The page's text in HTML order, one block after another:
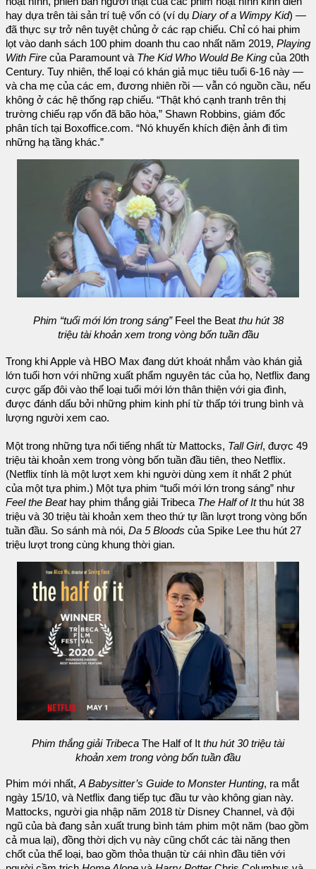
hay dựa trên tài sản trí tuệ vốn có (ví dụ Diary of a Wimpy Kid) —
đã thực sự trở nên tuyệt chủng ở các rạp chiếu. Chỉ có hai phim
lọt vào danh sách 100 phim doanh thu cao nhất năm 2019, Playing
With Fire của Paramount và The Kid Who Would Be King của 20th
Century. Tuy nhiên, thể loại có khán giả mục tiêu tuổi 6-16 này —
và cha mẹ của các em, đương nhiên rồi — vẫn có nguồn cầu, nếu
không ở các hệ thống rạp chiếu. “Thật khó cạnh tranh trên thị
trường chiếu rạp vốn đã bão hòa,” Shawn Robbins, giám đốc
phân tích tại Boxoffice.com. “Nó khuyến khích điện ảnh đi tìm
những hạ tầng khác.”
Phim “tuổi mới lớn trong sáng” Feel the Beat thu hút 38
triệu tài khoản xem trong vòng bốn tuần đầu
Trong khi Apple và HBO Max đang dứt khoát nhắm vào khán giả
lớn tuổi hơn với những xuất phẩm nguyên tác của họ, Netflix đang
cược gấp đôi vào thể loại tuổi mới lớn thân thiện với gia đình,
được đánh dấu bởi những phim kinh phí từ thấp tới trung bình và
lượng người xem cao.
Một trong những tựa nổi tiếng nhất từ Mattocks, Tall Girl, được 49
triệu tài khoản xem trong vòng bốn tuần đầu tiên, theo Netflix.
(Netflix tính là một lượt xem khi người dùng xem ít nhất 2 phút
của một tựa phim.) Một tựa phim “tuổi mới lớn trong sáng” như
Feel the Beathay phim thắng giải Tribeca The Half of Itthu hút 38
triệu và 30 triệu tài khoản xem theo thứ tự lần lượt trong vòng bốn
tuần đầu. So sánh mà nói, Da 5 Bloods của Spike Lee thu hút 27
triệu lượt trong cùng khung thời gian.
Phim thắng giải Tribeca The Half of It thu hút 30 triệu tài
khoản xem trong vòng bốn tuần đầu
Phim mới nhất,A Babysitter’s Guide to Monster Hunting, ra mắt
ngày 15/10, và Netflix đang tiếp tục đầu tư vào không gian này.
Mattocks, người gia nhập năm 2018 từ Disney Channel, và đội
ngũ của bà đang sản xuất trung bình tám phim một năm (bao gồm
cả mua lại), đồng thời dịch vụ này cũng chốt các tài năng then
chốt của thể loại, bao gồm thỏa thuận từ cái nhìn đầu tiên với